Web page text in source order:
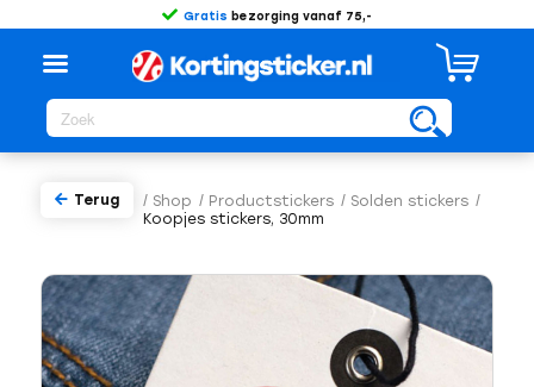
Gratis bezorging vanaf 75,-
/ Shop / Productstickers / Solden stickers /
Koopjes stickers, 30mm
Terug